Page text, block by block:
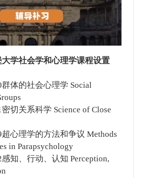
学社会学和心理学课程设置
体的社会心理学 Social
关系科学 Science of Close
心理学的方法和争议 Methods
in Parapsychology
知、行动、认知 Perception,